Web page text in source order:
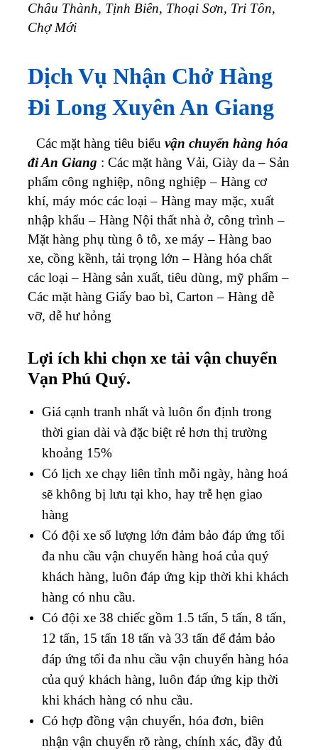
Châu Thành, Tịnh Biên, Thoại Sơn, Tri Tôn,
Chợ Mới
Dịch Vụ Nhận Chở Hàng
Đi Long Xuyên An Giang
Các mặt hàng tiêu biểu vận chuyển hàng hóa
điAn Giang : Các mặt hàng Vải, Giày da – Sản
phẩm công nghiệp, nông nghiệp – Hàng cơ
khí, máy móc các loại – Hàng may mặc, xuất
nhập khẩu – Hàng Nội thất nhà ở, công trình –
Mặt hàng phụ tùng ô tô, xe máy – Hàng bao
xe, cồng kềnh, tải trọng lớn – Hàng hóa chất
các loại – Hàng sản xuất, tiêu dùng, mỹ phẩm –
Các mặt hàng Giấy bao bì, Carton – Hàng dễ
vỡ, dễ hư hỏng
Lợi ích khi chọn xe tải vận chuyển
Vạn Phú Quý.
Giá cạnh tranh nhất và luôn ổn định trong
thời gian dài và đặc biệt rẻ hơn thị trường
khoảng 15%
Có lịch xe chạy liên tỉnh mỗi ngày, hàng hoá
sẽ không bị lưu tại kho, hay trễ hẹn giao
hàng
Có đội xe số lượng lớn đảm bảo đáp ứng tối
đa nhu cầu vận chuyển hàng hoá của quý
khách hàng, luôn đáp ứng kịp thời khi khách
hàng có nhu cầu.
Có đội xe 38 chiếc gồm 1.5 tấn, 5 tấn, 8 tấn,
12 tấn, 15 tấn 18 tấn và 33 tấn để đảm bảo
đáp ứng tối đa nhu cầu vận chuyển hàng hóa
của quý khách hàng, luôn đáp ứng kịp thời
khi khách hàng có nhu cầu.
Có hợp đồng vận chuyển, hóa đơn, biên
nhận vận chuyển rõ ràng, chính xác, đầy đủ